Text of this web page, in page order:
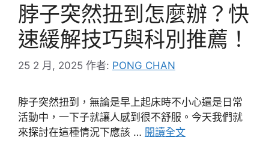
脖子突然扭到怎麼辦？快
速緩解技巧與科別推薦！
25 2 月, 2025 作者: PONG CHAN
脖子突然扭到，無論是早上起床時不小心還是日常
活動中，一下子就讓人感到很不舒服。今天我們就
來探討在這種情況下應該 … 閱讀全文